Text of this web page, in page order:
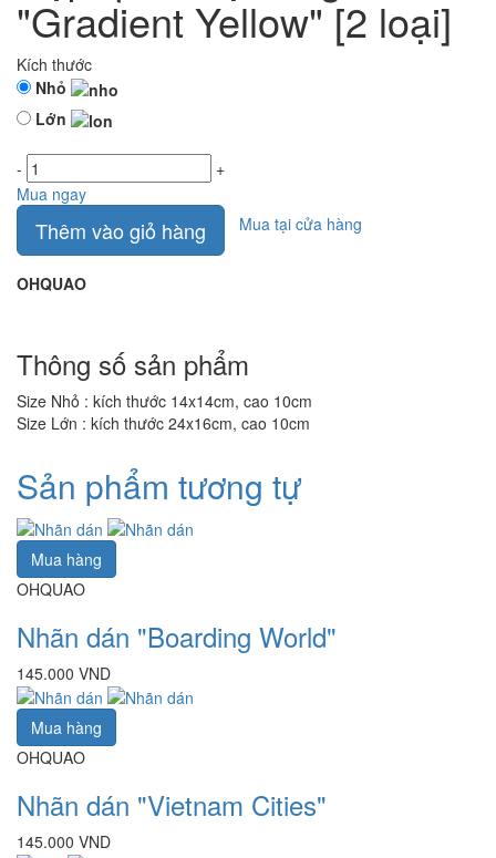
"Gradient Yellow" [2 loại]
Kích thước
Nhỏ
Lớn
-
+
Mua ngay
Thêm vào giỏ hàng Mua tại cửa hàng
OHQUAO
Thông số sản phẩm
Size Nhỏ : kích thước 14x14cm, cao 10cm
Size Lớn : kích thước 24x16cm, cao 10cm
Sản phẩm tương tự
Mua hàng
OHQUAO
Nhãn dán "Boarding World"
145.000 VND
Mua hàng
OHQUAO
Nhãn dán "Vietnam Cities"
145.000 VND